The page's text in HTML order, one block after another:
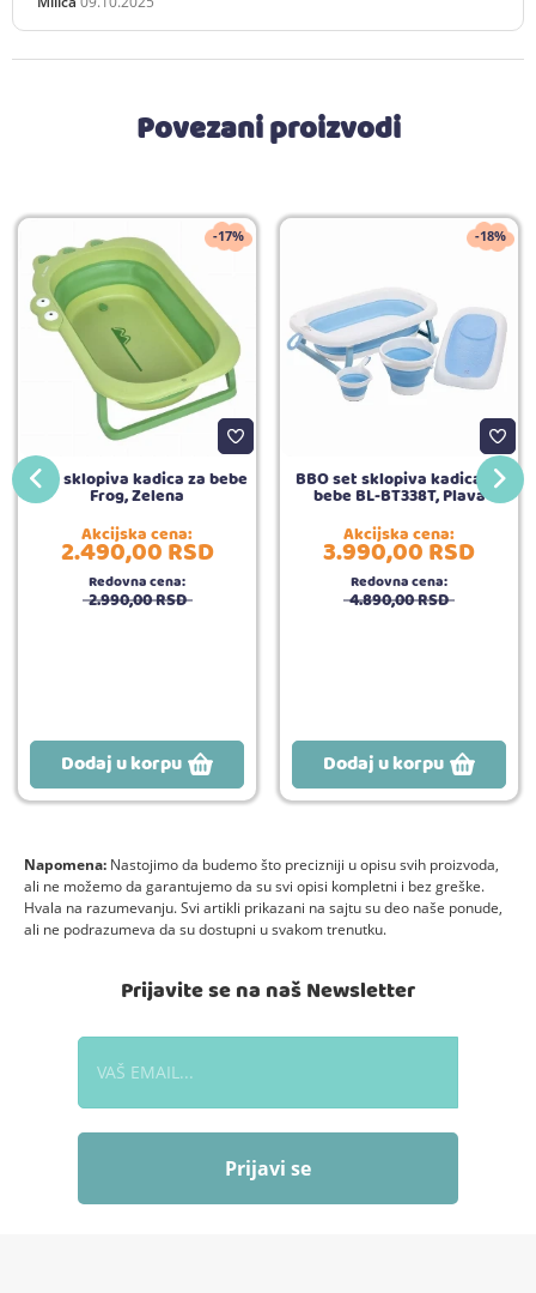
Povezani proizvodi
-17%
BBO sklopiva kadica za bebe
Frog, Zelena
Akcijska cena:
2.490,00RSD
Redovna cena:
2.990,00RSD
Dodaj u korpu
-18%
BBO set sklopiva kadica za
bebe BL-BT338T, Plava
Akcijska cena:
3.990,00RSD
Redovna cena:
4.890,00RSD
Dodaj u korpu
Napomena: Nastojimo da budemo što precizniji u opisu svih proizvoda,
ali ne možemo da garantujemo da su svi opisi kompletni i bez greške.
Hvala na razumevanju. Svi artikli prikazani na sajtu su deo naše ponude,
ali ne podrazumeva da su dostupni u svakom trenutku.
Prijavite se na naš Newsletter
Prijavi se